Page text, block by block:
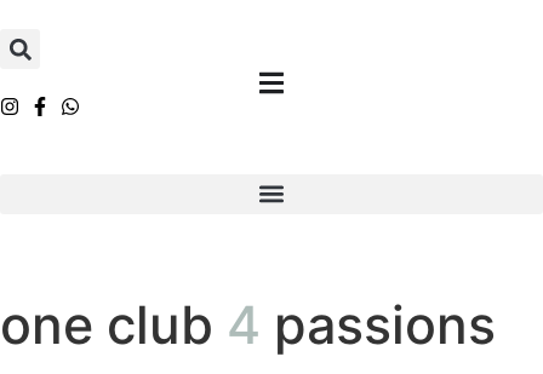
one club 4 passions